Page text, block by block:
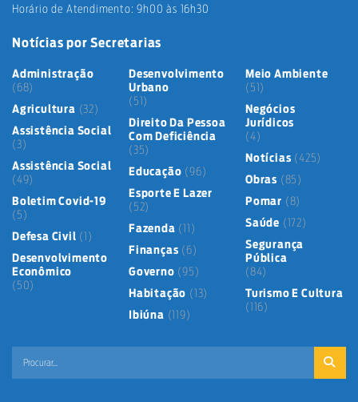
Horário de Atendimento: 9h00 às 16h30
Notícias por Secretarias
Administração
(68)
Agricultura (32)
Assistência Social
(3)
Assistência Social
(49)
Boletim Covid-19
(5)
Defesa Civil (1)
Desenvolvimento
Econômico
(50)
Desenvolvimento
Urbano
(51)
Direito Da Pessoa
Com Deficiência
(35)
Educação (96)
Esporte E Lazer
(52)
Fazenda (11)
Finanças (6)
Governo (95)
Habitação (13)
Ibiúna (119)
Meio Ambiente
(51)
Negócios
Jurídicos
(4)
Notícias (425)
Obras (85)
Pomar (8)
Saúde (172)
Segurança
Pública
(84)
Turismo E Cultura
(116)